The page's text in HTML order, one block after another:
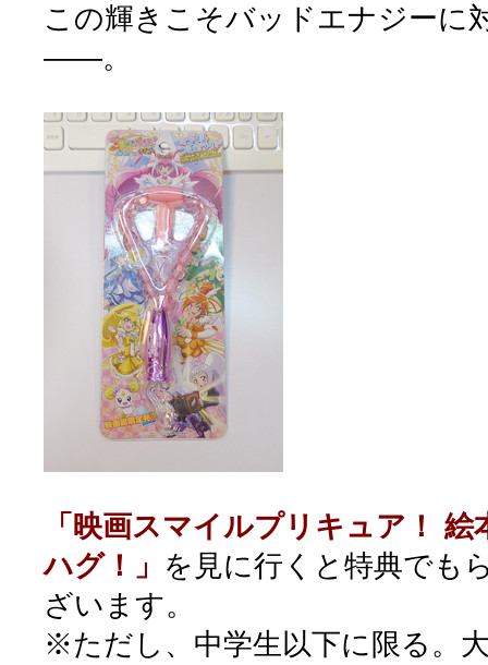
この輝きこそバッドエナジーに
――。
「映画スマイルプリキュア！
ハグ！」 を見に行くと特典でも
ざいます。
※ただし、中学生以下に限る。